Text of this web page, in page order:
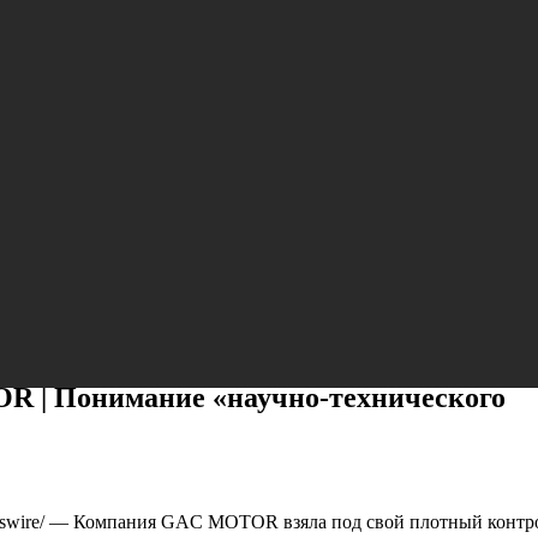
| Понимание «научно-технического
— Компания GAC MOTOR взяла под свой плотный